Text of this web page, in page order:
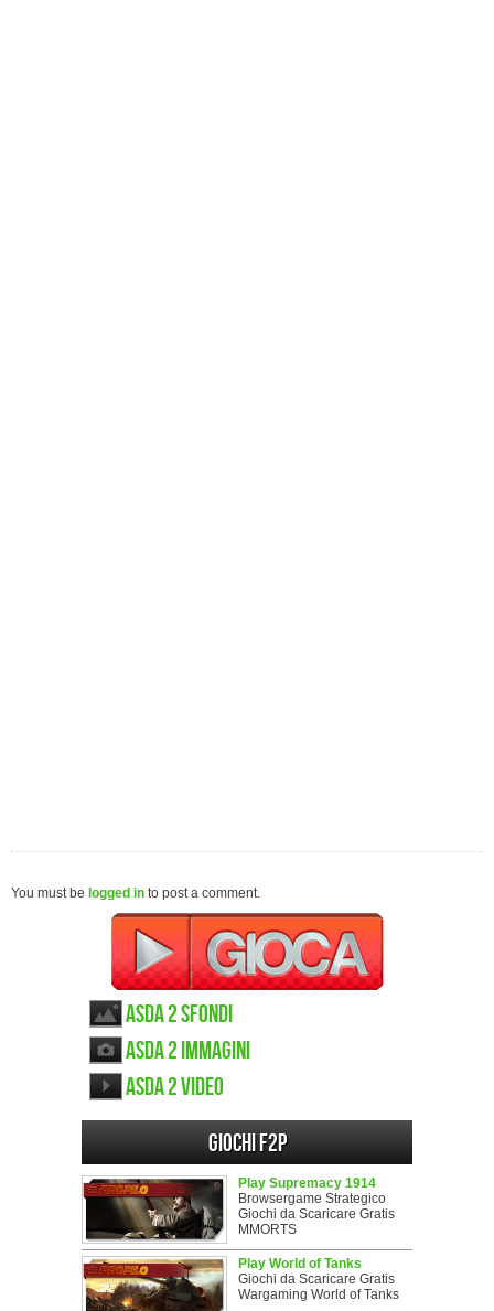
You must be logged in to post a comment.
Asda 2 sfondi
Asda 2 immagini
Asda 2 video
Giochi F2P
Play Supremacy 1914
Browsergame Strategico
Giochi da Scaricare Gratis
MMORTS
Play World of Tanks
Giochi da Scaricare Gratis
Wargaming World of Tanks